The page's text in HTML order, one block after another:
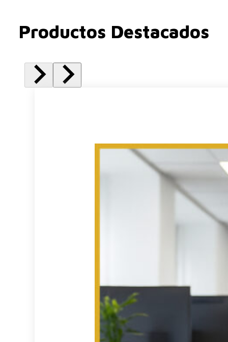
Productos Destacados